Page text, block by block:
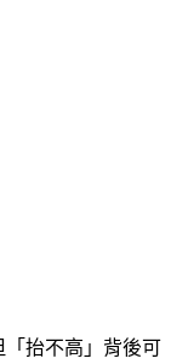
抬不高」背後可